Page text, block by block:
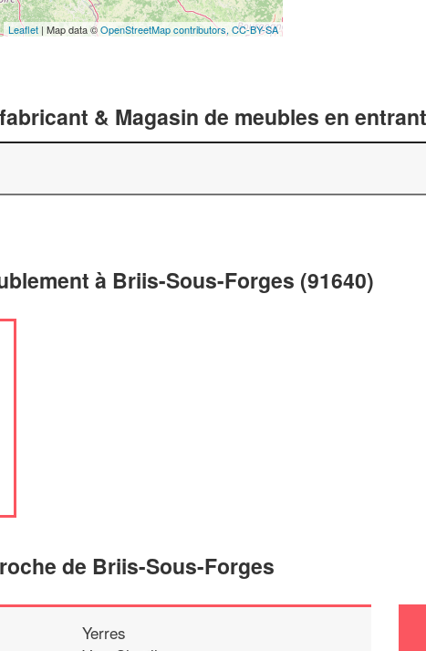
Leaflet | Map data ©OpenStreetMap contributors, CC-BY-SA
& Magasin de meubles en
à Briis-Sous-Forges (91640)
de Briis-Sous-Forges
Yerres